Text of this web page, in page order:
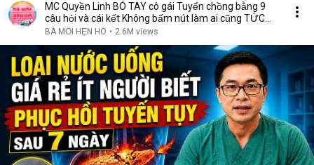
MC Quyền Linh BÓ TAY cô gái Tuyển chồng bằng 9
câu hỏi và cái kết Không bấm nút làm ai cũng TỨC
GIẬN
BÀ MỐI HẸN HÒ • 2.6M views